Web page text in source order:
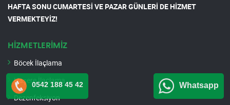
HAFTA SONU CUMARTESİ VE PAZAR GÜNLERİ DE HİZMET
VERMEKTEYİZ!
HİZMETLERİMİZ
Böcek İlaçlama
Haşere İlaçlama
Dezenfeksiyon
0542 188 45 42 Whatsapp